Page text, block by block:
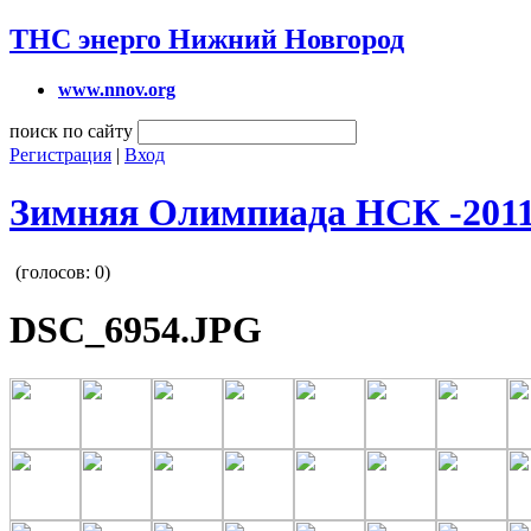
ТНС энерго Нижний Новгород
www.nnov.org
поиск по сайту
Регистрация | Вход
Зимняя Олимпиада НСК -
(голосов: 0)
DSC_6954.JPG